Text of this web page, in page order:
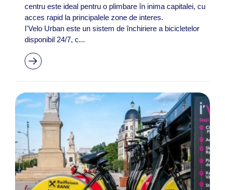
centru este ideal pentru o plimbare în inima capitalei, cu
acces rapid la principalele zone de interes.
I'Velo Urban este un sistem de închiriere a bicicletelor
disponibil 24/7, c...